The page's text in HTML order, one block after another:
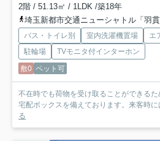
2階 / 51.13㎡ / 1LDK /築18年
埼玉新都市交通ニューシャトル「羽
バス・トイレ別 室内洗濯機置場 エ
駐輪場
TVモニタ付インターホン
敷0 ペット可
不在時でも荷物を受け取ることができる
宅配ボックスを備えております。来客時に
る